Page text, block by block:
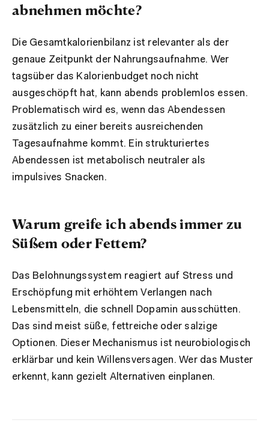
abnehmen möchte?
Die Gesamtkalorienbilanz ist relevanter als der
genaue Zeitpunkt der Nahrungsaufnahme. Wer
tagsüber das Kalorienbudget noch nicht
ausgeschöpft hat, kann abends problemlos essen.
Problematisch wird es, wenn das Abendessen
zusätzlich zu einer bereits ausreichenden
Tagesaufnahme kommt. Ein strukturiertes
Abendessen ist metabolisch neutraler als
impulsives Snacken.
Warum greife ich abends immer zu
Süßem oder Fettem?
Das Belohnungssystem reagiert auf Stress und
Erschöpfung mit erhöhtem Verlangen nach
Lebensmitteln, die schnell Dopamin ausschütten.
Das sind meist süße, fettreiche oder salzige
Optionen. Dieser Mechanismus ist neurobiologisch
erklärbar und kein Willensversagen. Wer das Muster
erkennt, kann gezielt Alternativen einplanen.